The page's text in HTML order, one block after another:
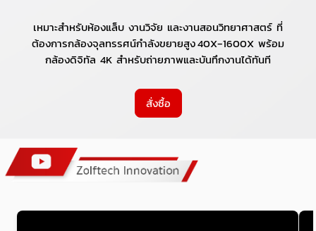
เหมาะสำหรับห้องแล็บ งานวิจัย และงานสอนวิทยาศาสตร์ ที่
ต้องการกล้องจุลทรรศน์กำลังขยายสูง 40X‑1600X พร้อม
กล้องดิจิทัล 4K สำหรับถ่ายภาพและบันทึกงานได้ทันที
สั่งซื้อ